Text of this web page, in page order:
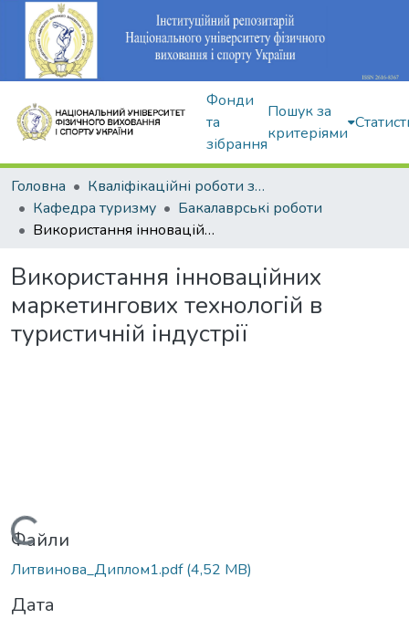
Фонди
та
зібрання
Пошук за
критеріями
Головна
Кваліфікаційні роботи здобувачів вищої освіти
Кафедра туризму
Бакалаврські роботи
Використання інноваційних маркетингових технологій в туристичній індустрії
Використання інноваційних
маркетингових технологій в
туристичній індустрії
Вантажиться...
Файли
Литвинова_Диплом1.pdf(4,52 MB)
Дата